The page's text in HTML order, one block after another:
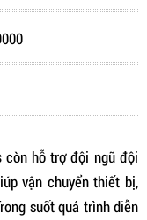
còn hỗ trợ đội ngũ đội
vận chuyển thiết bị,
suốt quá trình diễn